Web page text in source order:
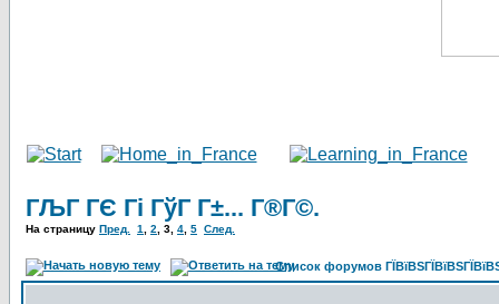
ГЉГ ГЄ Гі ГўГ Г±... Г®Г©.
На страницу Пред. 1 2 3 4 5 След.
Список форумов